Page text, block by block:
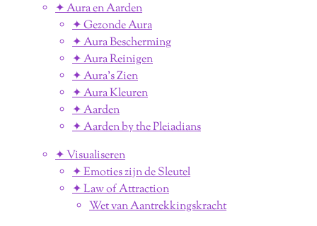
✦ Aura en Aarden
✦ Gezonde Aura
✦ Aura Bescherming
✦ Aura Reinigen
✦ Aura's Zien
✦ Aura Kleuren
✦ Aarden
✦ Aarden by the Pleiadians
✦ Visualiseren
✦ Emoties zijn de Sleutel
✦ Law of Attraction
Wet van Aantrekkingskracht